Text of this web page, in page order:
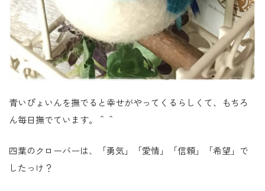
青いぴょいんを撫でると幸せがやってくるらしくて、もちろ
ん毎日撫でています。＾＾
四葉のクローバーは、「勇気」「愛情」「信頼」「希望」で
したっけ？